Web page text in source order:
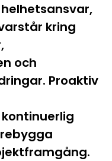
kring
och
Proaktiv